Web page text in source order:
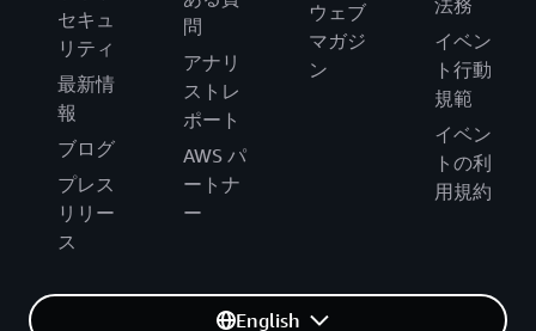
セキュ
リティ
最新情
報
ブログ
プレス
リリー
ス
問
アナリ
ストレ
ポート
AWS パ
ートナ
ー
ウェブ
マガジ
ン
法務
イベン
ト行動
規範
イベン
トの利
用規約
English